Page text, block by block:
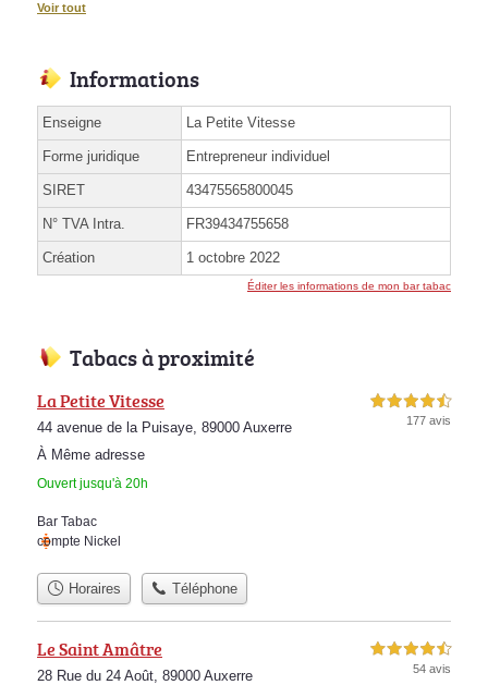
Voir tout
Informations
Enseigne La Petite Vitesse
Forme juridique Entrepreneur individuel
SIRET 43475565800045
N° TVA Intra. FR39434755658
Création 1 octobre 2022
Éditer les informations de mon bar tabac
Tabacs à proximité
La Petite Vitesse
44 avenue de la Puisaye, 89000 Auxerre
À Même adresse
Ouvert jusqu'à 20h
4,5 étoiles sur 5
177 avis
Bar Tabac
compte Nickel
Horaires Téléphone
Le Saint Amâtre
28 Rue du 24 Août, 89000 Auxerre
4,5 étoiles sur 5
54 avis